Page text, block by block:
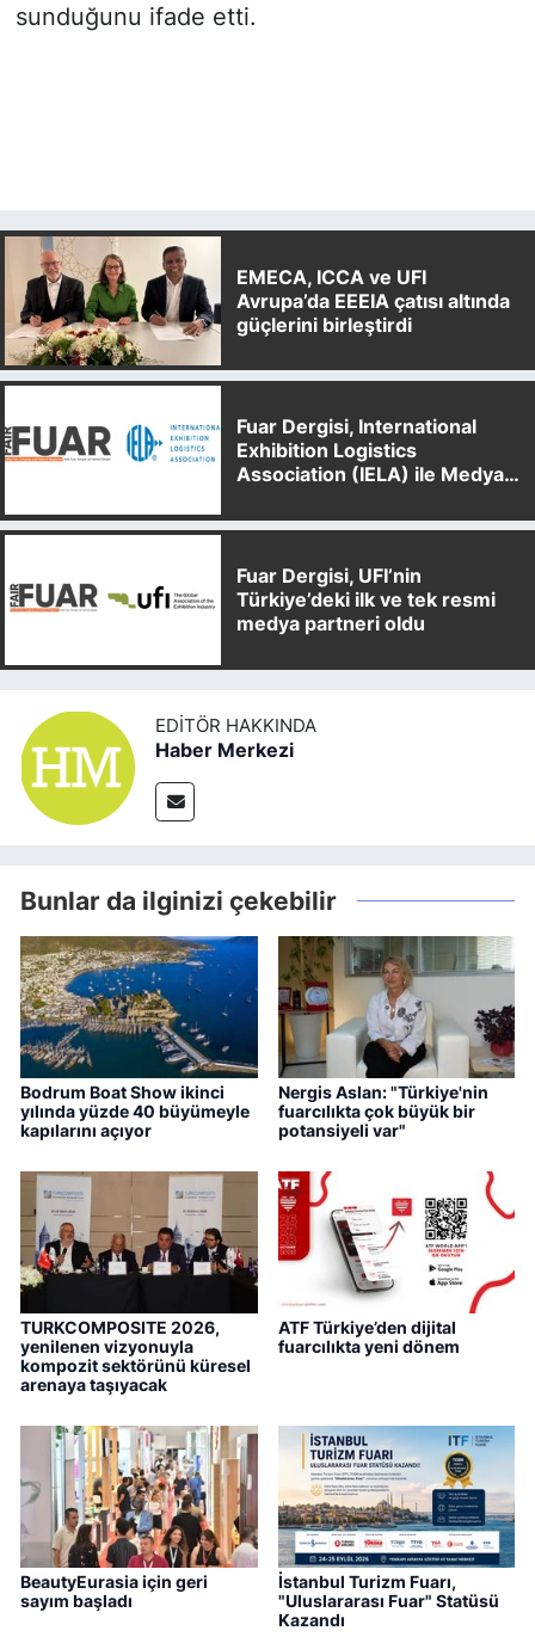
sunduğunu ifade etti.
EMECA, ICCA ve UFI
Avrupa’da EEEIA çatısı altında
güçlerini birleştirdi
Fuar Dergisi, International
Exhibition Logistics
Association (IELA) ile Medya
Fuar Dergisi, UFI’nin
Türkiye’deki ilk ve tek resmi
medya partneri oldu
EDITÖR HAKKINDA
Haber Merkezi
Bunlar da ilginizi çekebilir
Bodrum Boat Show ikinci
yılında yüzde 40 büyümeyle
kapılarını açıyor
Nergis Aslan: "Türkiye'nin
fuarcılıkta çok büyük bir
potansiyeli var"
TURKCOMPOSITE 2026,
yenilenen vizyonuyla
kompozit sektörünü küresel
arenaya taşıyacak
ATF Türkiye’den dijital
fuarcılıkta yeni dönem
BeautyEurasia için geri
sayım başladı
İstanbul Turizm Fuarı,
"Uluslararası Fuar" Statüsü
Kazandı